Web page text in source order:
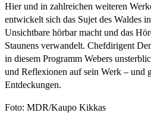
Hier und in zahlreichen weiteren
entwickelt sich das Sujet des Waldes
Unsichtbare hörbar macht und das
Staunens verwandelt. Chefdirigent
in diesem Programm Webers
und Reflexionen auf sein Werk – und
Entdeckungen.
Foto: MDR/Kaupo Kikkas